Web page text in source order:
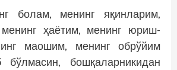
болам, менинг яқинларим,
ҳаётим, менинг юриш-
маошим, менинг обрўйим
бўлмасин, бошқаларникидан